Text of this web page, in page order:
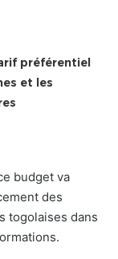
préférentiel
et les
budget va
des
togolaises dans